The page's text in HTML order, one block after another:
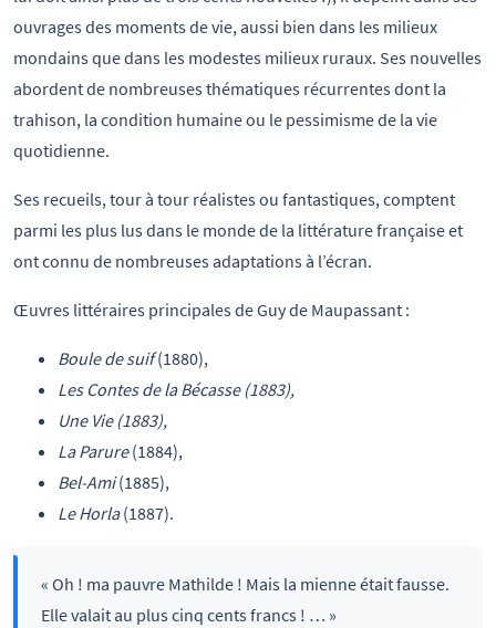
ouvrages des moments de vie, aussi bien dans les milieux
mondains que dans les modestes milieux ruraux. Ses nouvelles
abordent de nombreuses thématiques récurrentes dont la
trahison, la condition humaine ou le pessimisme de la vie
quotidienne.
Ses recueils, tour à tour réalistes ou fantastiques, comptent
parmi les plus lus dans le monde de la littérature française et
ont connu de nombreuses adaptations à l’écran.
Œuvres littéraires principales de Guy de Maupassant :
Boule de suif(1880),
Les Contes de la Bécasse (1883),
Une Vie (1883),
La Parure(1884),
Bel-Ami(1885),
Le Horla(1887).
« Oh ! ma pauvre Mathilde ! Mais la mienne était fausse.
Elle valait au plus cinq cents francs ! … »